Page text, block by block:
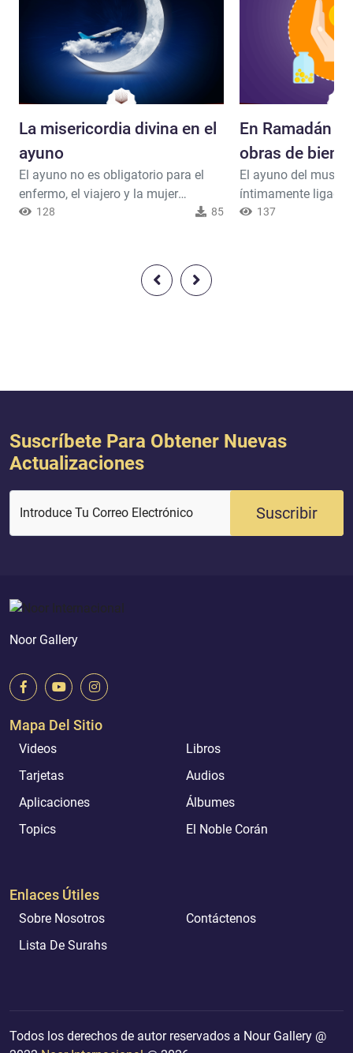
La misericordia divina en el
ayuno
El ayuno no es obligatorio para el
enfermo, el viajero y la mujer
menstruante. Esto es lo que ordenó
Alabado sea, dice: {[…] y quien esté
enfermo o de viaje (y no ayune) que
128 85
En Ramadán
obras de bien
El ayuno del
íntimamente ligado
de obras de bien,
137
Suscríbete Para Obtener Nuevas
Actualizaciones
Introduce Tu Correo Electrónico Suscribir
Noor Gallery
Mapa Del Sitio
Videos
Libros
Tarjetas
Audios
Aplicaciones
Álbumes
Topics
El Noble Corán
Enlaces Útiles
Sobre Nosotros
Contáctenos
Lista De Surahs
Todos los derechos de autor reservados a Nour Gallery @